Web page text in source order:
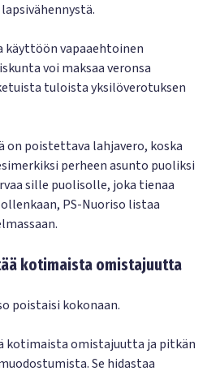
käyttöön vapaaehtoinen
voi maksaa veronsa
tuloista yksilöverotuksen
on poistettava lahjavero, koska
perheen asunto puoliksi
sille puolisolle, joka tienaa
PS-Nuoriso listaa
kotimaista omistajuutta
poistaisi kokonaan.
kotimaista omistajuutta ja pitkän
Se hidastaa